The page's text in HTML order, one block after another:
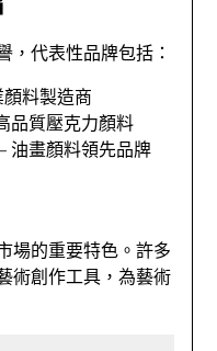
，代表性品牌包括：
料製造商
品質壓克力顏料
油畫顏料領先品牌
場的重要特色。許多
術創作工具，為藝術